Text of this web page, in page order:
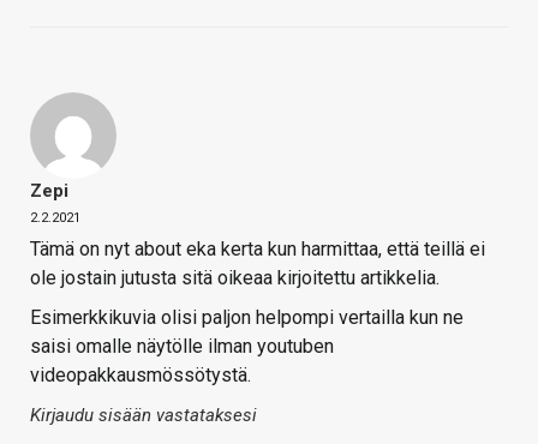
Zepi
2.2.2021
Tämä on nyt about eka kerta kun harmittaa, että teillä ei
ole jostain jutusta sitä oikeaa kirjoitettu artikkelia.
Esimerkkikuvia olisi paljon helpompi vertailla kun ne
saisi omalle näytölle ilman youtuben
videopakkausmössötystä.
Kirjaudu sisään vastataksesi